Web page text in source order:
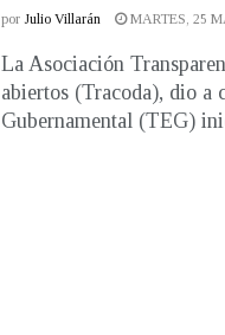
por Julio Villarán MARTES, 25
La Asociación
abiertos (Tracoda), dio a
Gubernamental (TEG)